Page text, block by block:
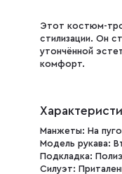
Этот костюм-
стилизации. Он
утончённой
комфорт.
Манжеты: На
Модель рукава:
Подкладка:
Силуэт: